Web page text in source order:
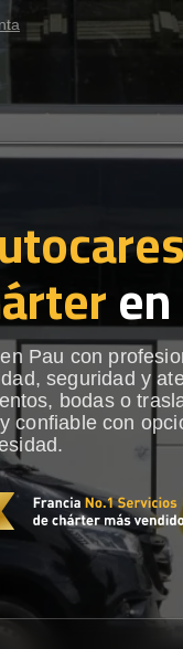
en
Pau con
seguridad y
bodas o
confiable con